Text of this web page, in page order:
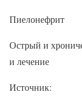
Пиелонефрит
Острый и
и лечение
Источник: